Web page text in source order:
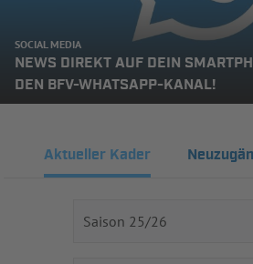
SOCIAL MEDIA
NEWS DIREKT AUF DEIN
DEN BFV-WHATSAPP-KANAL!
Aktueller Kader